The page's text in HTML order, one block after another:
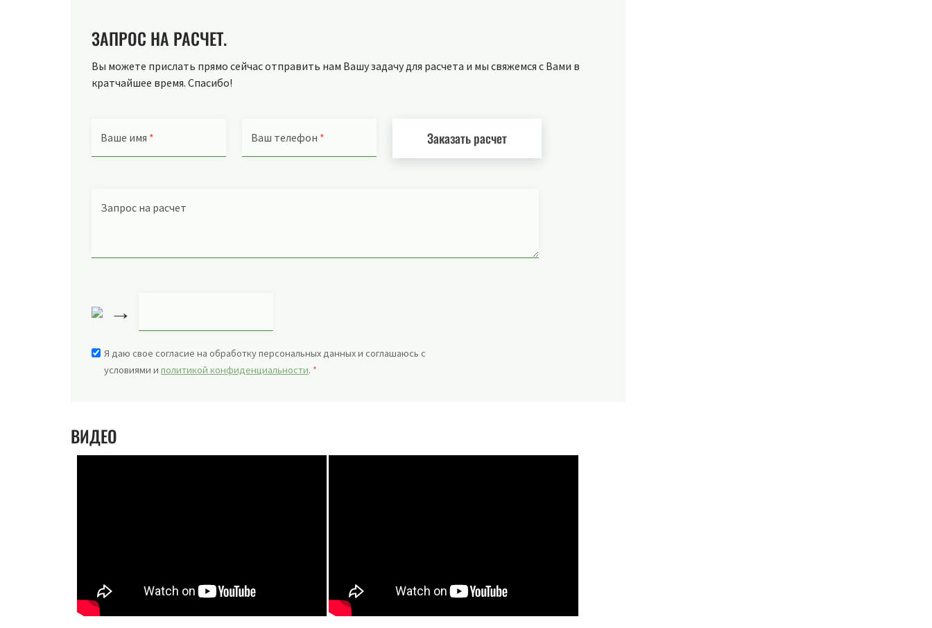
ЗАПРОС НА РАСЧЕТ.
Вы можете прислать прямо сейчас отправить нам Вашу задачу для расчета и мы свяжемся с Вами в
кратчайшее время. Спасибо!
Ваше имя * Ваш телефон * Заказать расчет
Запрос на расчет
→
Я даю свое согласие на обработку персональных данных и соглашаюсь с
условиями и политикой конфиденциальности. *
ВИДЕО